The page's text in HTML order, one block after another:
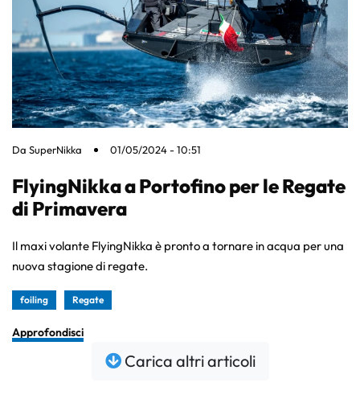
Da SuperNikka 01/05/2024 - 10:51
FlyingNikka a Portofino per le Regate
di Primavera
Il maxi volante FlyingNikka è pronto a tornare in acqua per una
nuova stagione di regate.
foiling Regate
Approfondisci
Carica altri articoli